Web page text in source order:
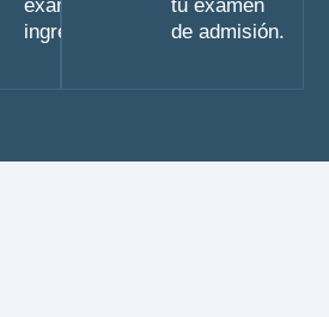
examen de
ingreso.
tu examen
de admisión.